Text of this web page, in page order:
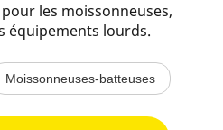
les moissonneuses,
équipements lourds.
Moissonneuses-batteuses